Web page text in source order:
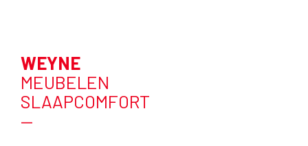
WEYNE
MEUBELEN
SLAAPCOMFORT
—